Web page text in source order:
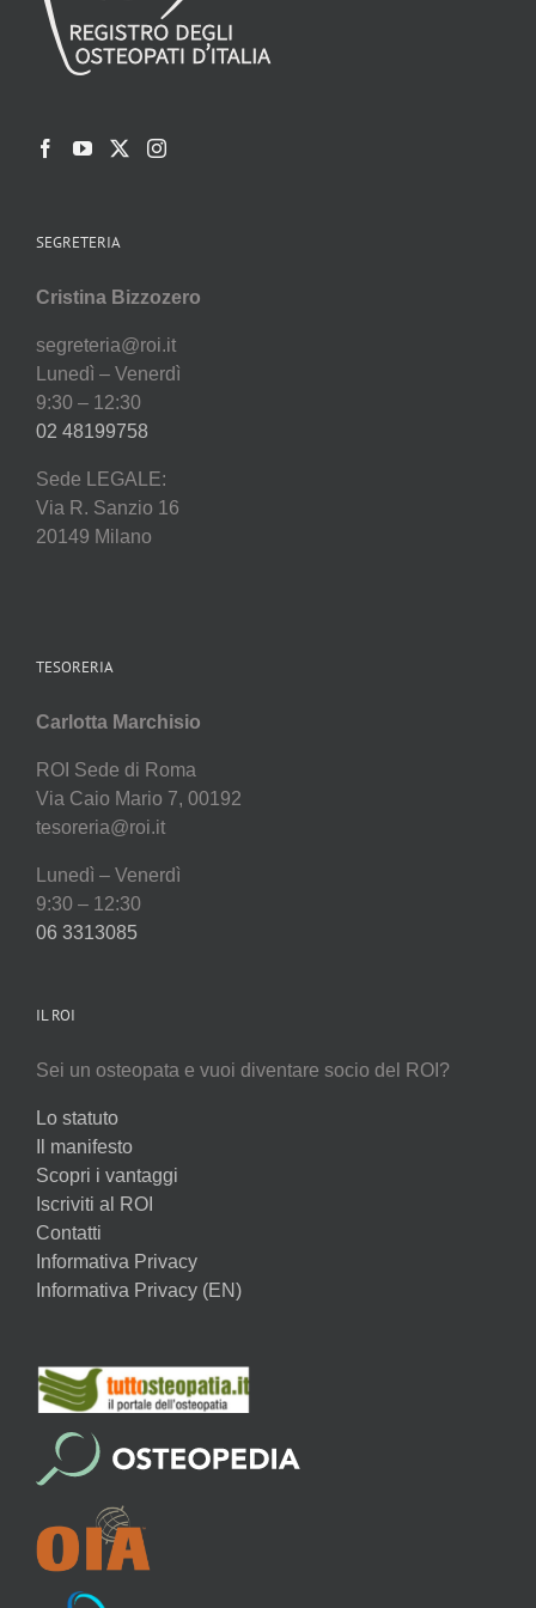
SEGRETERIA
Cristina Bizzozero
segreteria@roi.it
Lunedì – Venerdì
9:30 – 12:30
02 48199758
Sede LEGALE:
Via R. Sanzio 16
20149 Milano
TESORERIA
Carlotta Marchisio
ROI Sede di Roma
Via Caio Mario 7, 00192
tesoreria@roi.it
Lunedì – Venerdì
9:30 – 12:30
06 3313085
IL ROI
Sei un osteopata e vuoi diventare socio del ROI?
Lo statuto
Il manifesto
Scopri i vantaggi
Iscriviti al ROI
Contatti
Informativa Privacy
Informativa Privacy (EN)